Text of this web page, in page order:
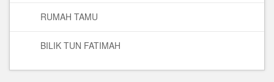
RUMAH TAMU
BILIK TUN FATIMAH